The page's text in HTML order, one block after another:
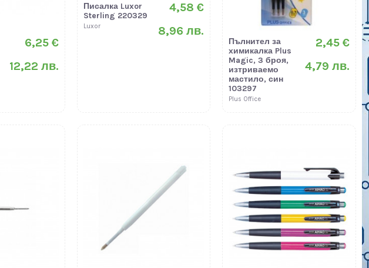
6,25 €
12,22 лв.
Писалка Luxor
Sterling 220329
Luxor
4,58 €
8,96 лв.
Пълнител за
химикалка Plus
Magic, 3 броя,
изтриваемо
мастило, син
103297
Plus Office
2,45 €
4,79 лв.